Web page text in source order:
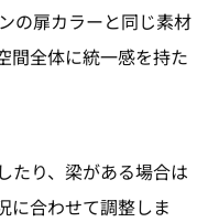
の扉カラーと同じ素材
間全体に統一感を持た
たり、梁がある場合は
に合わせて調整しま